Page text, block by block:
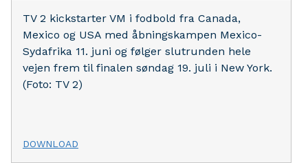
TV 2 kickstarter VM i fodbold fra Canada,
Mexico og USA med åbningskampen Mexico-
Sydafrika 11. juni og følger slutrunden hele
vejen frem til finalen søndag 19. juli i New York.
(Foto: TV 2)
DOWNLOAD